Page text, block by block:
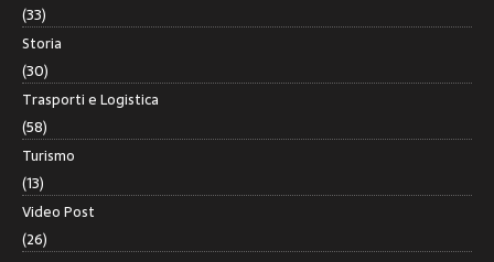
(33)
Storia
(30)
Trasporti e Logistica
(58)
Turismo
(13)
Video Post
(26)